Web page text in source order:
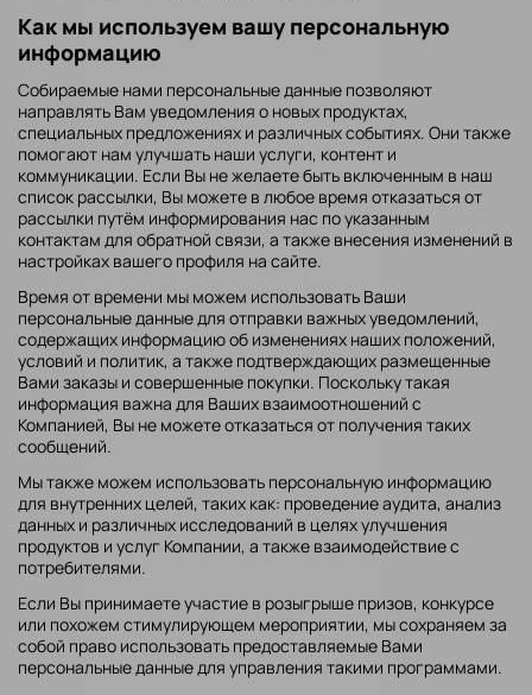
Как мы используем вашу персональную
информацию
Собираемые нами персональные данные позволяют
направлять Вам уведомления о новых продуктах,
специальных предложениях и различных событиях. Они также
помогают нам улучшать наши услуги, контент и
коммуникации. Если Вы не желаете быть включенным в наш
список рассылки, Вы можете в любое время отказаться от
рассылки путём информирования нас по указанным
контактам для обратной связи, а также внесения изменений в
настройках вашего профиля на сайте.
Время от времени мы можем использовать Ваши
персональные данные для отправки важных уведомлений,
содержащих информацию об изменениях наших положений,
условий и политик, а также подтверждающих размещенные
Вами заказы и совершенные покупки. Поскольку такая
информация важна для Ваших взаимоотношений с
Компанией, Вы не можете отказаться от получения таких
сообщений.
Мы также можем использовать персональную информацию
для внутренних целей, таких как: проведение аудита, анализ
данных и различных исследований в целях улучшения
продуктов и услуг Компании, а также взаимодействие с
потребителями.
Если Вы принимаете участие в розыгрыше призов, конкурсе
или похожем стимулирующем мероприятии, мы сохраняем за
собой право использовать предоставляемые Вами
персональные данные для управления такими программами.